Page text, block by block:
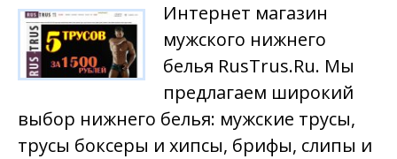
Интернет магазин
мужского нижнего
белья RusTrus.Ru. Мы
предлагаем широкий
выбор нижнего белья: мужские трусы,
трусы боксеры и хипсы, брифы, слипы и